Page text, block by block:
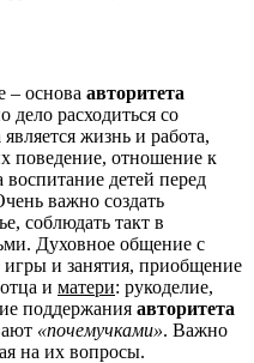
– основа авторитета
расходиться со
является жизнь и работа,
поведение, отношение к
детей перед
важно создать
соблюдать такт в
Духовное общение с
игры и занятия, приобщение
и матери: рукоделие,
поддержания авторитета
«почемучками». Важно
на их вопросы.